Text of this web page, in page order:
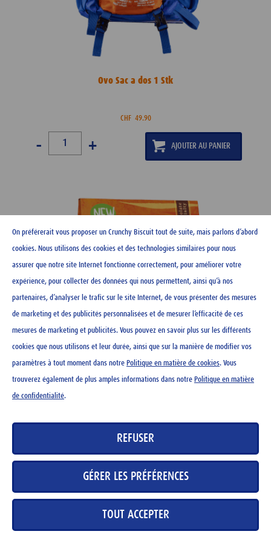
Ovo Sac a dos 1 Stk
CHF 49.90
- +
- +
On préférerait vous proposer un Crunchy Biscuit tout de suite, mais parlons d’abord
cookies. Nous utilisons des cookies et des technologies similaires pour nous
assurer que notre site Internet fonctionne correctement, pour améliorer votre
expérience, pour collecter des données qui nous permettent, ainsi qu’à nos
partenaires, d’analyser le trafic sur le site Internet, de vous présenter des mesures
de marketing et des publicités personnalisées et de mesurer l’efficacité de ces
mesures de marketing et publicités. Vous pouvez en savoir plus sur les différents
cookies que nous utilisons et leur durée, ainsi que sur la manière de modifier vos
paramètres à tout moment dans notre Politique en matière de cookies. Vous
trouverez également de plus amples informations dans notre Politique en matière
de confidentialité.
REFUSER
GÉRER LES PRÉFÉRENCES
TOUT ACCEPTER